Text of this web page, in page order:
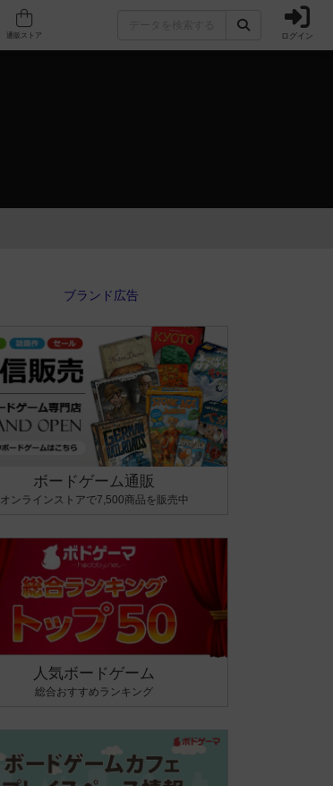
人気ボードゲーム ログイン
ボードゲーム通販
オンラインストアで7,500商品を販売中
人気ボードゲーム
総合おすすめランキング